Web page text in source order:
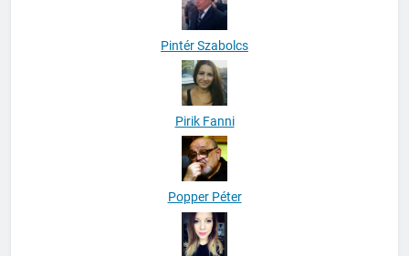
Pintér Szabolcs
Pirik Fanni
Popper Péter